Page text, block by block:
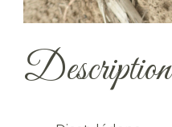
Description